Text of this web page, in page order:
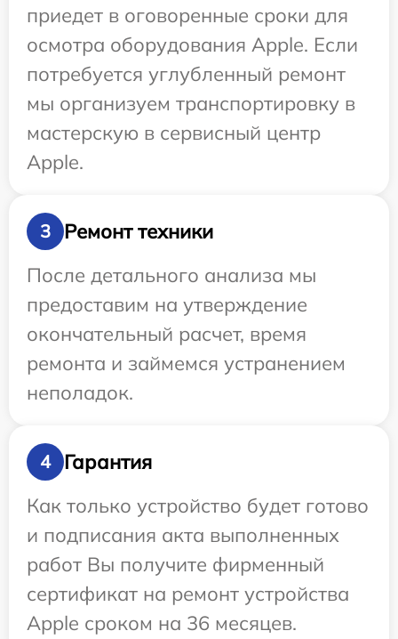
приедет в оговоренные сроки для
осмотра оборудования Apple. Если
потребуется углубленный ремонт
мы организуем транспортировку в
мастерскую в сервисный центр
Apple.
3
Ремонт техники
После детального анализа мы
предоставим на утверждение
окончательный расчет, время
ремонта и займемся устранением
неполадок.
4
Гарантия
Как только устройство будет готово
и подписания акта выполненных
работ Вы получите фирменный
сертификат на ремонт устройства
Apple сроком на 36 месяцев.